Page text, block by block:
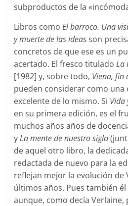
subproductos de la
Libros comoEl barroco. Una
ymuerte de las ideasson
concretos de que ese es un
acertado. El fresco tituladoLa
[1982] y, sobre todo, Viena, fin
pueden considerar como una
excelente de lo mismo. Si Vida
en su primera edición, es el
muchos años años de
yLa mente de nuestro siglo
de aquel otro libro, la
redactada de nuevo para la
reflejan mejor la evolución de
últimos años. Pues también
aunque, como decía